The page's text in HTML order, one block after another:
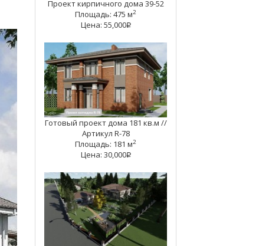
Проект кирпичного дома 39-52
Площадь: 475 м2
Цена: 55,000q
Готовый проект дома 181 кв.м //
Артикул R-78
Площадь: 181 м2
Цена: 30,000q